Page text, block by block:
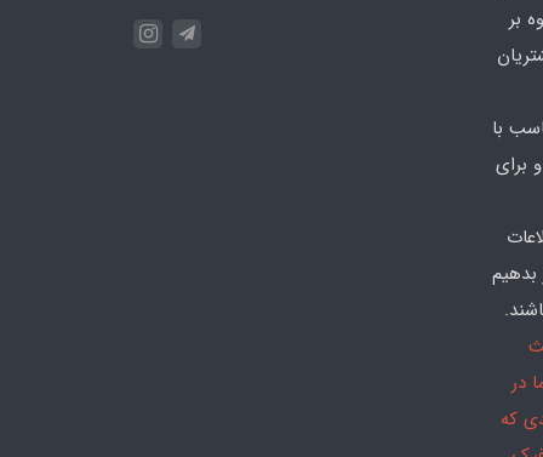
بر
با
برای
بدهیم
در
که